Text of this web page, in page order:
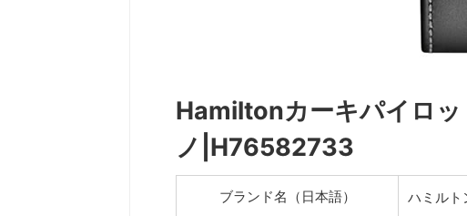
Hamiltonカーキパイロッ
ノ|H76582733
ブランド名（日本語） ハミルト